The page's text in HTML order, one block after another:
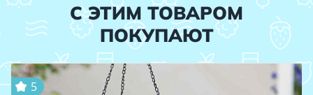
С ЭТИМ ТОВАРОМ
ПОКУПАЮТ
5